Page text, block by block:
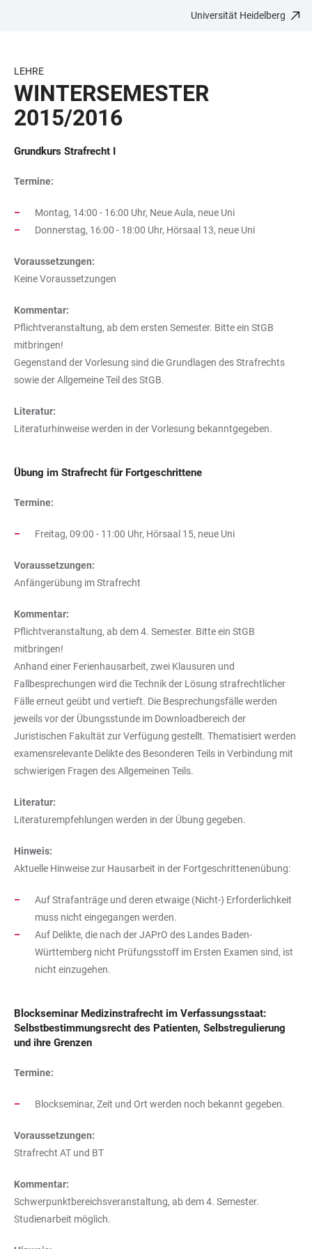
BARRIEREFREIHEIT
Universität Heidelberg
LEHRE
WINTERSEMESTER
2015/2016
Grundkurs Strafrecht I
Termine:
Montag, 14:00 - 16:00 Uhr, Neue Aula, neue Uni
Donnerstag, 16:00 - 18:00 Uhr, Hörsaal 13, neue Uni
Voraussetzungen:
Keine Voraussetzungen
Kommentar:
Pflichtveranstaltung, ab dem ersten Semester. Bitte ein StGB
mitbringen!
Gegenstand der Vorlesung sind die Grundlagen des Strafrechts
sowie der Allgemeine Teil des StGB.
Literatur:
Literaturhinweise werden in der Vorlesung bekanntgegeben.
Übung im Strafrecht für Fortgeschrittene
Termine:
Freitag, 09:00 - 11:00 Uhr, Hörsaal 15, neue Uni
Voraussetzungen:
Anfängerübung im Strafrecht
Kommentar:
Pflichtveranstaltung, ab dem 4. Semester. Bitte ein StGB
mitbringen!
Anhand einer Ferienhausarbeit, zwei Klausuren und
Fallbesprechungen wird die Technik der Lösung strafrechtlicher
Fälle erneut geübt und vertieft. Die Besprechungsfälle werden
jeweils vor der Übungsstunde im Downloadbereich der
Juristischen Fakultät zur Verfügung gestellt. Thematisiert werden
examensrelevante Delikte des Besonderen Teils in Verbindung mit
schwierigen Fragen des Allgemeinen Teils.
Literatur:
Literaturempfehlungen werden in der Übung gegeben.
Hinweis:
Aktuelle Hinweise zur Hausarbeit in der Fortgeschrittenenübung:
Auf Strafanträge und deren etwaige (Nicht-) Erforderlichkeit
muss nicht eingegangen werden.
Auf Delikte, die nach der JAPrO des Landes Baden-
Württemberg nicht Prüfungsstoff im Ersten Examen sind, ist
nicht einzugehen.
Blockseminar Medizinstrafrecht im Verfassungsstaat:
Selbstbestimmungsrecht des Patienten, Selbstregulierung
und ihre Grenzen
Termine:
Blockseminar, Zeit und Ort werden noch bekannt gegeben.
Voraussetzungen:
Strafrecht AT und BT
Kommentar:
Schwerpunktbereichsveranstaltung, ab dem 4. Semester.
Studienarbeit möglich.